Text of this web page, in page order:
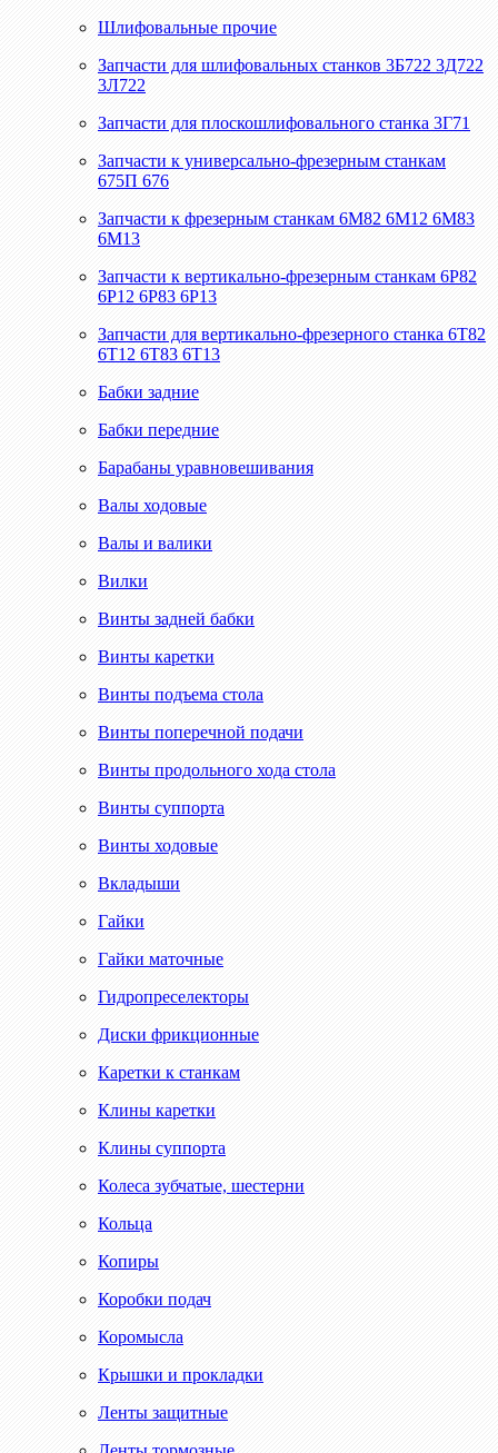
Шлифовальные прочие
Запчасти для шлифовальных станков 3Б722 3Д722
3Л722
Запчасти для плоскошлифовального станка 3Г71
Запчасти к универсально-фрезерным станкам
675П 676
Запчасти к фрезерным станкам 6М82 6М12 6М83
6М13
Запчасти к вертикально-фрезерным станкам 6Р82
6Р12 6Р83 6Р13
Запчасти для вертикально-фрезерного станка 6Т82
6Т12 6Т83 6Т13
Бабки задние
Бабки передние
Барабаны уравновешивания
Валы ходовые
Валы и валики
Вилки
Винты задней бабки
Винты каретки
Винты подъема стола
Винты поперечной подачи
Винты продольного хода стола
Винты суппорта
Винты ходовые
Вкладыши
Гайки
Гайки маточные
Гидропреселекторы
Диски фрикционные
Каретки к станкам
Клины каретки
Клины суппорта
Колеса зубчатые, шестерни
Кольца
Копиры
Коробки подач
Коромысла
Крышки и прокладки
Ленты защитные